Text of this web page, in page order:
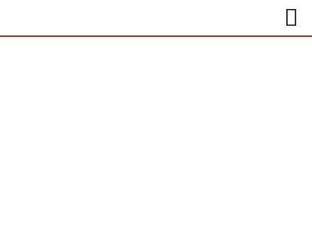
content